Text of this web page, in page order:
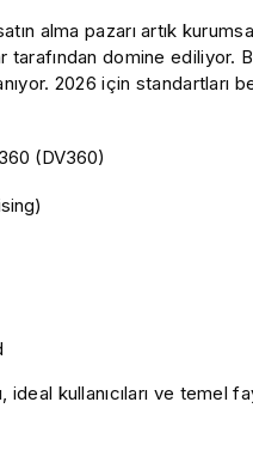
alma pazarı artık
tarafından domine ediliyor.
2026 için standartları
(DV360)
kullanıcıları ve temel